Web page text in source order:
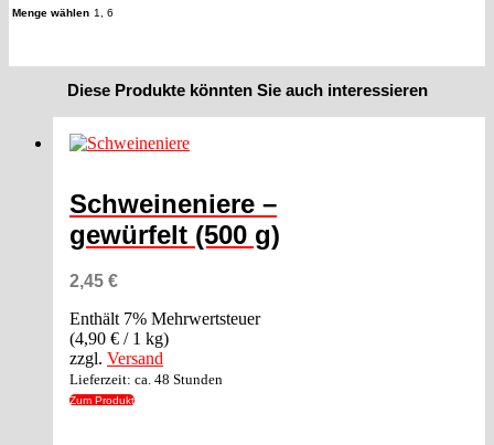
Menge wählen 1, 6
Diese Produkte könnten Sie auch interessieren
Schweineniere –
gewürfelt (500 g)
2,45 €
Enthält 7% Mehrwertsteuer
(4,90 € / 1 kg)
zzgl. Versand
Lieferzeit: ca. 48 Stunden
Zum Produkt